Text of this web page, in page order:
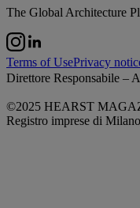
The Global Architecture
Terms of UsePrivacy
Direttore Responsabile –
©2025 HEARST
Registro imprese di